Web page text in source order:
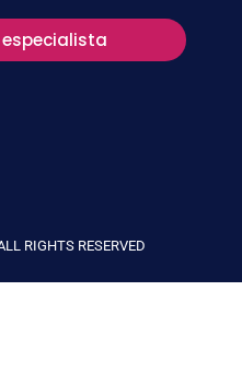
RIGHTS RESERVED